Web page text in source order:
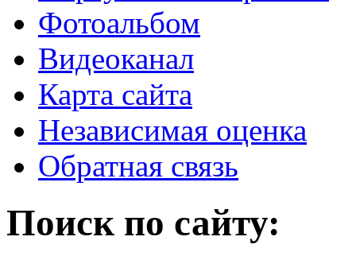
Фотоальбом
Видеоканал
Карта сайта
Независимая оценка
Обратная связь
Поиск по сайту: